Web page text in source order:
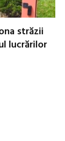
străzii
lucrărilor